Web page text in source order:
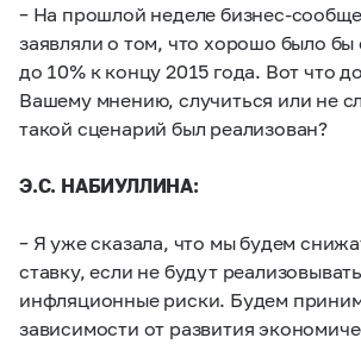
– На прошлой неделе бизнес-
заявляли о том, что хорошо было бы
до 10% к концу 2015 года. Вот что
Вашему мнению, случиться или не
такой сценарий был реализован?
Э.С. НАБИУЛЛИНА:
– Я уже сказала, что мы будем
ставку, если не будут
инфляционные риски. Будем
зависимости от развития